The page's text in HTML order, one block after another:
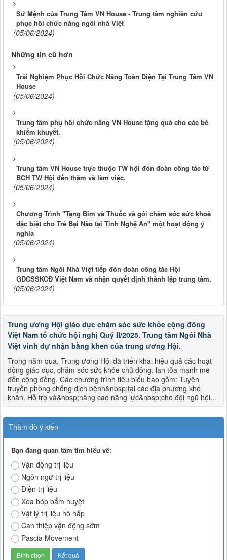
Sứ Mệnh của Trung Tâm VN House - Trung tâm nghiên cứu
phục hồi chức năng ngôi nhà Việt
(05/06/2024)
Những tin cũ hơn
Trải Nghiệm Phục Hồi Chức Năng Toàn Diện Tại Trung Tâm VN
House
(05/06/2024)
Trung tâm phụ hồi chức năng VN House tặng quà cho các bé
khiếm khuyết.
(05/06/2024)
Trung tâm VN House trực thuộc TW hội đón đoàn công tác từ
BCH TW Hội đến thăm và làm việc.
(05/06/2024)
Chương Trình "Tặng Bỉm và Thuốc và gói chăm sóc sức khoẻ
đặc biệt cho Trẻ Bại Não tại Tỉnh Nghệ An" một hoạt động ý
nghĩa
(05/06/2024)
Trung tâm Ngôi Nhà Việt tiếp đón đoàn công tác Hội
GDCSSKCĐ Việt Nam và nhận quyết định thành lập trung tâm.
(05/06/2024)
Trung ương Hội giáo dục chăm sóc sức khỏe cộng đồng
Việt Nam tổ chức hội nghị Quý II/2025. Trung tâm Ngôi Nhà
Việt vinh dự nhận bằng khen của trung ương Hội.
Trong năm qua, Trung ương Hội đã triển khai hiệu quả các hoạt
động giáo dục, chăm sóc sức khỏe chủ động, lan tỏa mạnh mẽ
đến cộng đồng. Các chương trình tiêu biểu bao gồm: Tuyên
truyền phòng chống dịch bệnh&nbsp;tại các địa phương khó
khăn. Hỗ trợ và&nbsp;nâng cao năng lực&nbsp;cho đội ngũ hội...
Thăm dò ý kiến
Bạn đang quan tâm tìm hiểu về:
Vận động trị liệu
Ngôn ngữ trị liệu
Điện trị liệu
Xoa bóp bấm huyệt
Vật lý trị liệu hô hấp
Can thiệp vận động sớm
Pascia Movement